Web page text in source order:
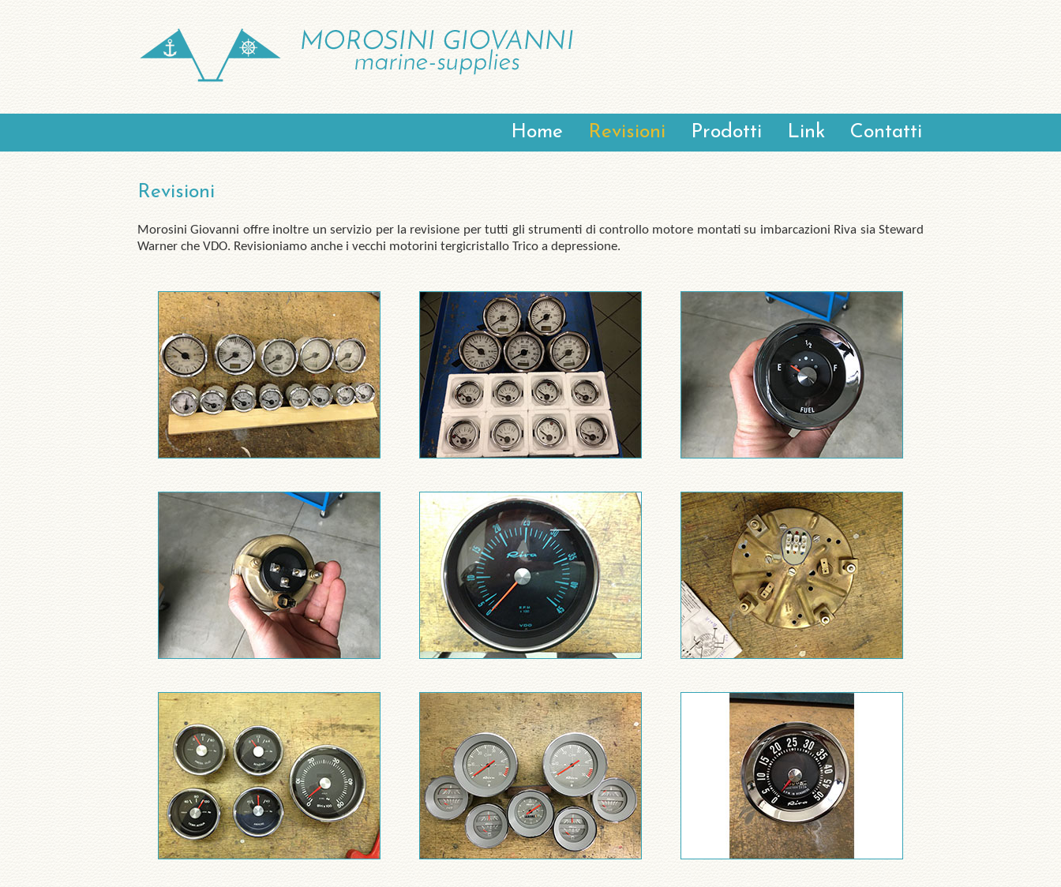
Home Revisioni Prodotti Link Contatti
Revisioni
Morosini Giovanni offre inoltre un servizio per la revisione per tutti gli strumenti di controllo motore montati su imbarcazioni Riva sia Steward
Warner che VDO. Revisioniamo anche i vecchi motorini tergicristallo Trico a depressione.